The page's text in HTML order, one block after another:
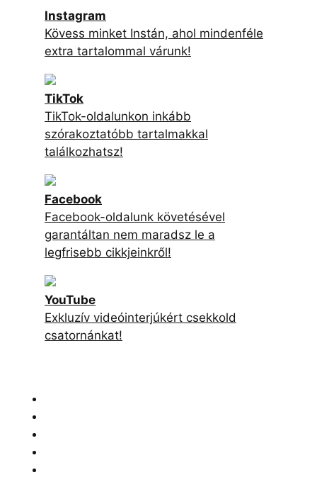
Instagram
Kövess minket Instán, ahol mindenféle
extra tartalommal várunk!
TikTok
TikTok-oldalunkon inkább
szórakoztatóbb tartalmakkal
találkozhatsz!
Facebook
Facebook-oldalunk követésével
garantáltan nem maradsz le a
legfrisebb cikkjeinkről!
YouTube
Exkluzív videóinterjúkért csekkold
csatornánkat!